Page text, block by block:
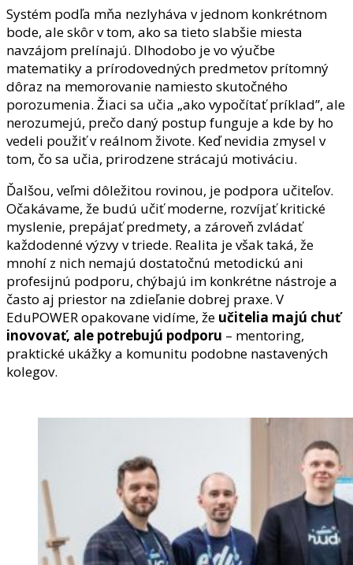
Systém podľa mňa nezlyháva v jednom konkrétnom
bode, ale skôr v tom, ako sa tieto slabšie miesta
navzájom prelínajú. Dlhodobo je vo výučbe
matematiky a prírodovedných predmetov prítomný
dôraz na memorovanie namiesto skutočného
porozumenia. Žiaci sa učia „ako vypočítať príklad”, ale
nerozumejú, prečo daný postup funguje a kde by ho
vedeli použiť v reálnom živote. Keď nevidia zmysel v
tom, čo sa učia, prirodzene strácajú motiváciu.
Ďalšou, veľmi dôležitou rovinou, je podpora učiteľov.
Očakávame, že budú učiť moderne, rozvíjať kritické
myslenie, prepájať predmety, a zároveň zvládať
každodenné výzvy v triede. Realita je však taká, že
mnohí z nich nemajú dostatočnú metodickú ani
profesijnú podporu, chýbajú im konkrétne nástroje a
často aj priestor na zdieľanie dobrej praxe. V
EduPOWER opakovane vidíme, že učitelia majú chuť
inovovať, ale potrebujú podporu – mentoring,
praktické ukážky a komunitu podobne nastavených
kolegov.